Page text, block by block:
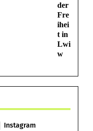
der
Fre
ihei
t in
Lwi
w
Instagram